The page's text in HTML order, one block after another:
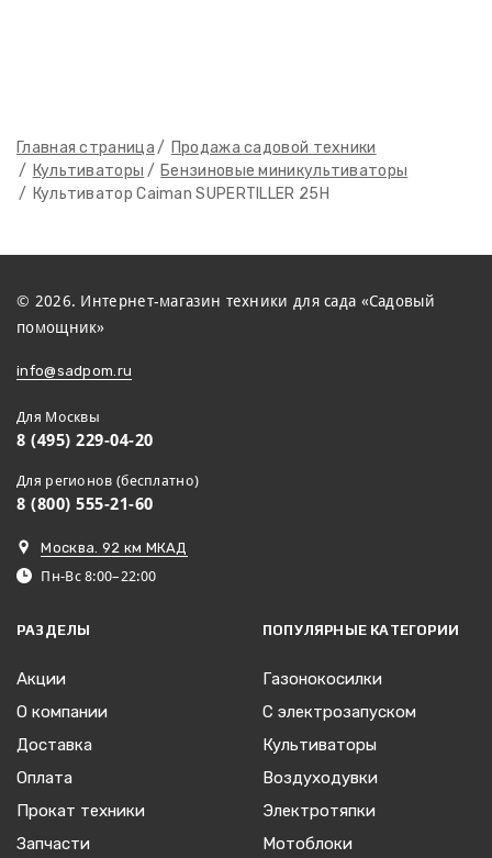
Главная страница
Продажа садовой техники
Культиваторы
Бензиновые миникультиваторы
Культиватор Caiman SUPERTILLER 25H
© 2026. Интернет-магазин техники для сада «Садовый
помощник»
info@sadpom.ru
Для Москвы
8 (495) 229-04-20
Для регионов (бесплатно)
8 (800) 555-21-60
Москва. 92 км МКАД
Пн-Вс 8:00–22:00
РАЗДЕЛЫ
Акции
О компании
Доставка
Оплата
Прокат техники
Запчасти
ПОПУЛЯРНЫЕ КАТЕГОРИИ
Газонокосилки
С электрозапуском
Культиваторы
Воздуходувки
Электротяпки
Мотоблоки